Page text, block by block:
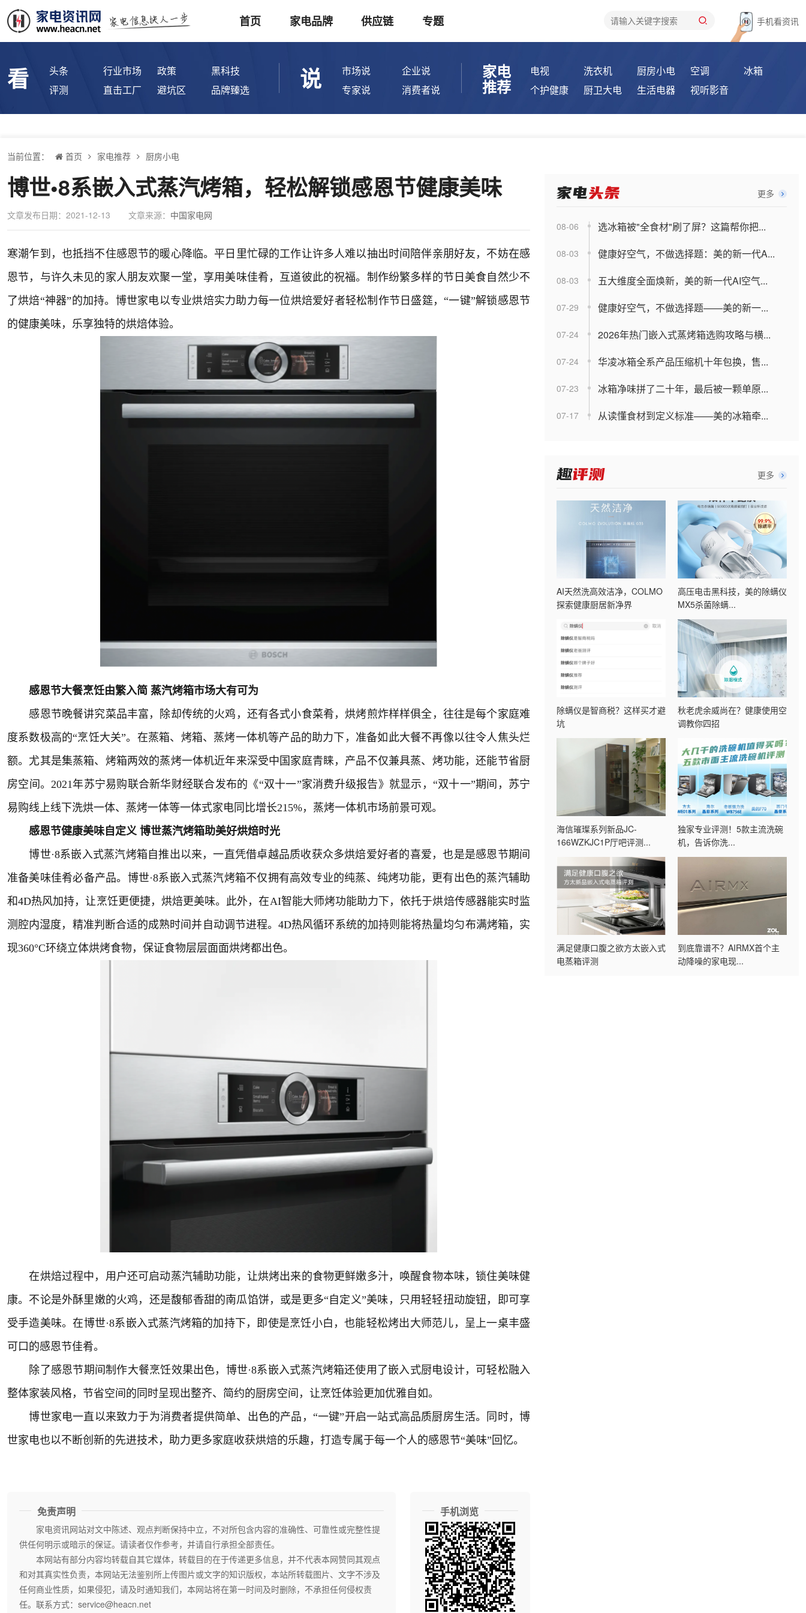
首页 家电品牌 供应链 专题 手机看资讯
看 头条 行业市场 政策
黑科技
评测
直击工厂 避坑区 品牌臻选 说 市场说
企业说
专家说
消费者说
家电
推荐
电视 洗衣机 厨房小电 空调
冰箱
个护健康
厨卫大电 生活电器 视听影音
当前位置： 首页 家电推荐 厨房小电
博世•8系嵌入式蒸汽烤箱，轻松解锁感恩节健康美味
文章发布日期：2021-12-13 文章来源： 中国家电网
寒潮乍到，也抵挡不住感恩节的暖心降临。平日里忙碌的工作让许多人难以抽出时间陪伴亲朋好友，不妨在感
恩节，与许久未见的家人朋友欢聚一堂，享用美味佳肴，互道彼此的祝福。制作纷繁多样的节日美食自然少不
了烘焙“神器”的加持。博世家电以专业烘焙实力助力每一位烘焙爱好者轻松制作节日盛筵，“一键”解锁感恩节
的健康美味，乐享独特的烘焙体验。
感恩节大餐烹饪由繁入简 蒸汽烤箱市场大有可为
感恩节晚餐讲究菜品丰富，除却传统的火鸡，还有各式小食菜肴，烘烤煎炸样样俱全，往往是每个家庭难
度系数极高的“烹饪大关”。在蒸箱、烤箱、蒸烤一体机等产品的助力下，准备如此大餐不再像以往令人焦头烂
额。尤其是集蒸箱、烤箱两效的蒸烤一体机近年来深受中国家庭青睐，产品不仅兼具蒸、烤功能，还能节省厨
房空间。2021年苏宁易购联合新华财经联合发布的《“双十一”家消费升级报告》就显示，“双十一”期间，苏宁
易购线上线下洗烘一体、蒸烤一体等一体式家电同比增长215%，蒸烤一体机市场前景可观。
感恩节健康美味自定义 博世蒸汽烤箱助美好烘焙时光
博世·8系嵌入式蒸汽烤箱自推出以来，一直凭借卓越品质收获众多烘焙爱好者的喜爱，也是是感恩节期间
准备美味佳肴必备产品。博世·8系嵌入式蒸汽烤箱不仅拥有高效专业的纯蒸、纯烤功能，更有出色的蒸汽辅助
和4D热风加持，让烹饪更便捷，烘焙更美味。此外，在AI智能大师烤功能助力下，依托于烘焙传感器能实时监
测腔内湿度，精准判断合适的成熟时间并自动调节进程。4D热风循环系统的加持则能将热量均匀布满烤箱，实
现360°C环绕立体烘烤食物，保证食物层层面面烘烤都出色。
在烘焙过程中，用户还可启动蒸汽辅助功能，让烘烤出来的食物更鲜嫩多汁，唤醒食物本味，锁住美味健
康。不论是外酥里嫩的火鸡，还是馥郁香甜的南瓜馅饼，或是更多“自定义”美味，只用轻轻扭动旋钮，即可享
受手造美味。在博世·8系嵌入式蒸汽烤箱的加持下，即使是烹饪小白，也能轻松烤出大师范儿，呈上一桌丰盛
可口的感恩节佳肴。
除了感恩节期间制作大餐烹饪效果出色，博世·8系嵌入式蒸汽烤箱还使用了嵌入式厨电设计，可轻松融入
整体家装风格，节省空间的同时呈现出整齐、简约的厨房空间，让烹饪体验更加优雅自如。
博世家电一直以来致力于为消费者提供简单、出色的产品，“一键”开启一站式高品质厨房生活。同时，博
世家电也以不断创新的先进技术，助力更多家庭收获烘焙的乐趣，打造专属于每一个人的感恩节“美味”回忆。
免责声明
家电资讯网站对文中陈述、观点判断保持中立，不对所包含内容的准确性、可靠性或完整性提
供任何明示或暗示的保证。请读者仅作参考，并请自行承担全部责任。
本网站有部分内容均转载自其它媒体，转载目的在于传递更多信息，并不代表本网赞同其观点
和对其真实性负责，本网站无法鉴别所上传图片或文字的知识版权，本站所转载图片、文字不涉及
任何商业性质，如果侵犯，请及时通知我们，本网站将在第一时间及时删除，不承担任何侵权责
任。联系方式：service@heacn.net
手机浏览
更多
08-06 选冰箱被"全食材"刷了屏？这篇帮你把...
08-03 健康好空气，不做选择题：美的新一代A...
08-03 五大维度全面焕新，美的新一代AI空气...
07-29 健康好空气，不做选择题——美的新一...
07-24 2026年热门嵌入式蒸烤箱选购攻略与横...
07-24 华凌冰箱全系产品压缩机十年包换，售...
07-23 冰箱净味拼了二十年，最后被一颗单原...
07-17 从读懂食材到定义标准——美的冰箱牵...
更多
AI天然洗高效洁净，COLMO
探索健康厨居新净界
高压电击黑科技，美的除螨仪
MX5杀菌除螨...
除螨仪是智商税？这样买才避
坑
秋老虎余威尚在？健康使用空
调教你四招
海信璀璨系列新品JC-
166WZKJC1P厅吧评测...
独家专业评测！5款主流洗碗
机，告诉你洗...
满足健康口腹之欲方太嵌入式
电蒸箱评测
到底靠谱不？AIRMX首个主
动降噪的家电现...